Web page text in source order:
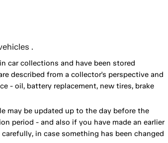
.
car collections and have been stored
described from a collector's perspective and
- oil, battery replacement, new tires, brake
may be updated up to the day before the
period - and also if you have made an earlier
in case something has been changed